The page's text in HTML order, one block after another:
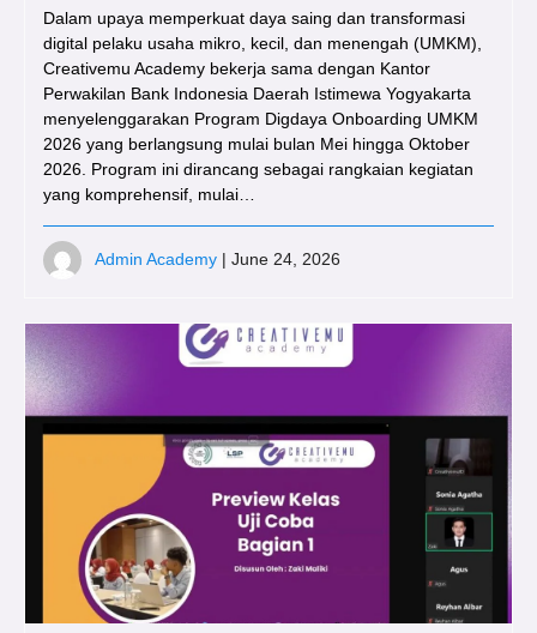
Dalam upaya memperkuat daya saing dan transformasi
digital pelaku usaha mikro, kecil, dan menengah (UMKM),
Creativemu Academy bekerja sama dengan Kantor
Perwakilan Bank Indonesia Daerah Istimewa Yogyakarta
menyelenggarakan Program Digdaya Onboarding UMKM
2026 yang berlangsung mulai bulan Mei hingga Oktober
2026. Program ini dirancang sebagai rangkaian kegiatan
yang komprehensif, mulai…
Admin Academy | June 24, 2026